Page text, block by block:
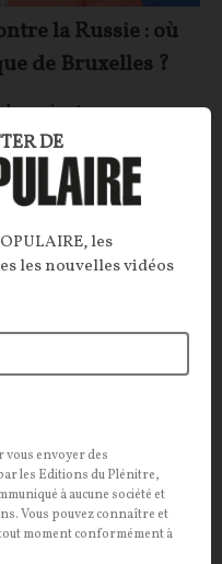
la Russie : où
de Bruxelles ?
prononcer sur le
la Russie que propose
à quoi ont servi les
06/07/2026 18 commentaires
DE
les
les nouvelles vidéos
vous envoyer des
les Editions du Plénitre,
à aucune société et
Vous pouvez connaître et
moment conformément à